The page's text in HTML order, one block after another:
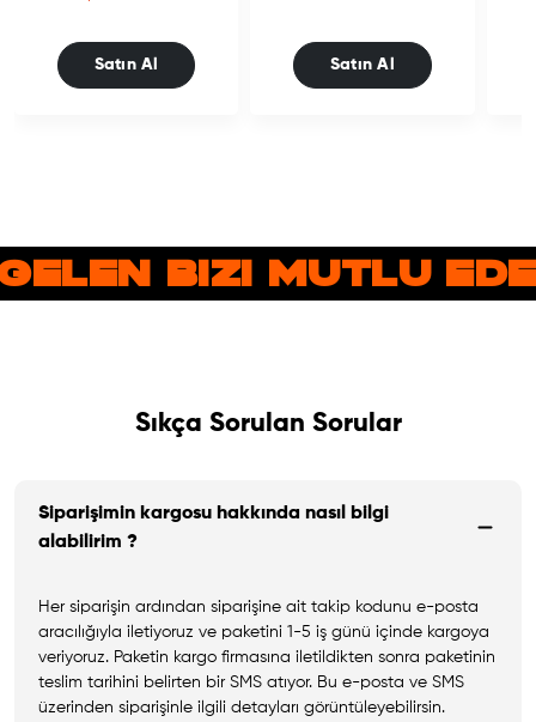
Satın Al Satın Al
BIZI MUTLU
Sıkça Sorulan Sorular
Siparişimin kargosu hakkında nasıl bilgi
alabilirim ?
Her siparişin ardından siparişine ait takip kodunu e-posta
aracılığıyla iletiyoruz ve paketini 1-5 iş günü içinde kargoya
veriyoruz. Paketin kargo firmasına iletildikten sonra paketinin
teslim tarihini belirten bir SMS atıyor. Bu e-posta ve SMS
üzerinden siparişinle ilgili detayları görüntüleyebilirsin.